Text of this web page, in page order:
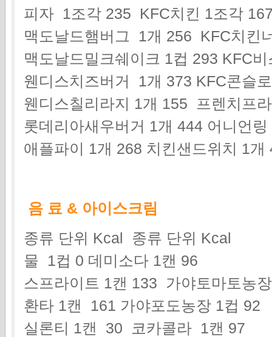
피자 1조각 235 KFC치킨 1조각
맥도날드햄버그 1개 256 KFC치킨
맥도날드밀크쉐이크 1컵 293 KFC
웬디스치즈버거 1개 373 KFC콘슬
웬디스칠리라지 1개 155 프렌치프
롯데리아새우버거 1개 444 어니언
애플파이 1개 268 치킨샌드위치 1
음 료 & 아이스크림
종류 단위 Kcal 종류 단위 Kcal
물 1컵 0 데미소다 1캔 96
스프라이트 1캔 133 가야토마토농
환타 1캔 161 가야포도농장 1컵 92
실론티 1캔 30 코카콜라 1캔 97